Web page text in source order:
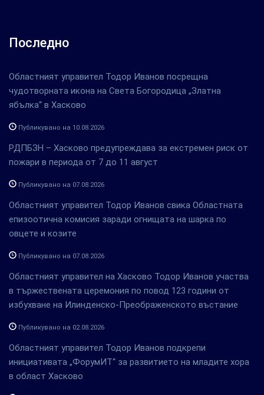
Последно
Областният управител Тодор Иванов посрещна
чудотворната икона на Света Богородица „Златна
ябълка“ в Хасково
Публикувано на 10.08.2026
РДПБЗН – Хасково предупреждава за екстремен риск от
пожари в периода от 7 до 11 август
Публикувано на 07.08.2026
Областният управител Тодор Иванов свика Областната
епизоотична комисия заради огнищата на шарка по
овцете и козите
Публикувано на 07.08.2026
Областният управител на Хасково Тодор Иванов участва
в тържествената церемония по повод 123 години от
избухване на Илинденско-Преображенското въстание
Публикувано на 02.08.2026
Областният управител Тодор Иванов подкрепи
инициативата „ФорумИТ“ за развитието на младите хора
в област Хасково